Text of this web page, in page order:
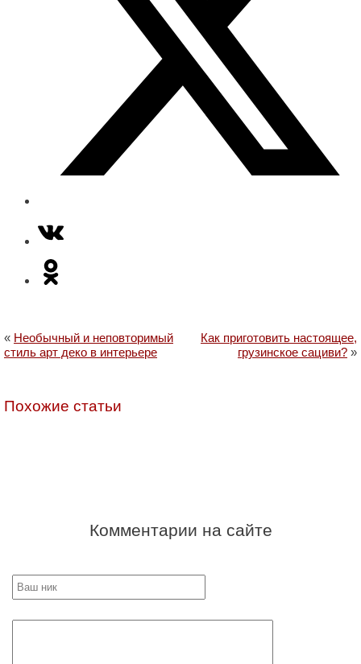
« Необычный и неповторимый
стиль арт деко в интерьере
Как приготовить настоящее,
грузинское сациви? »
Похожие статьи
Комментарии на сайте